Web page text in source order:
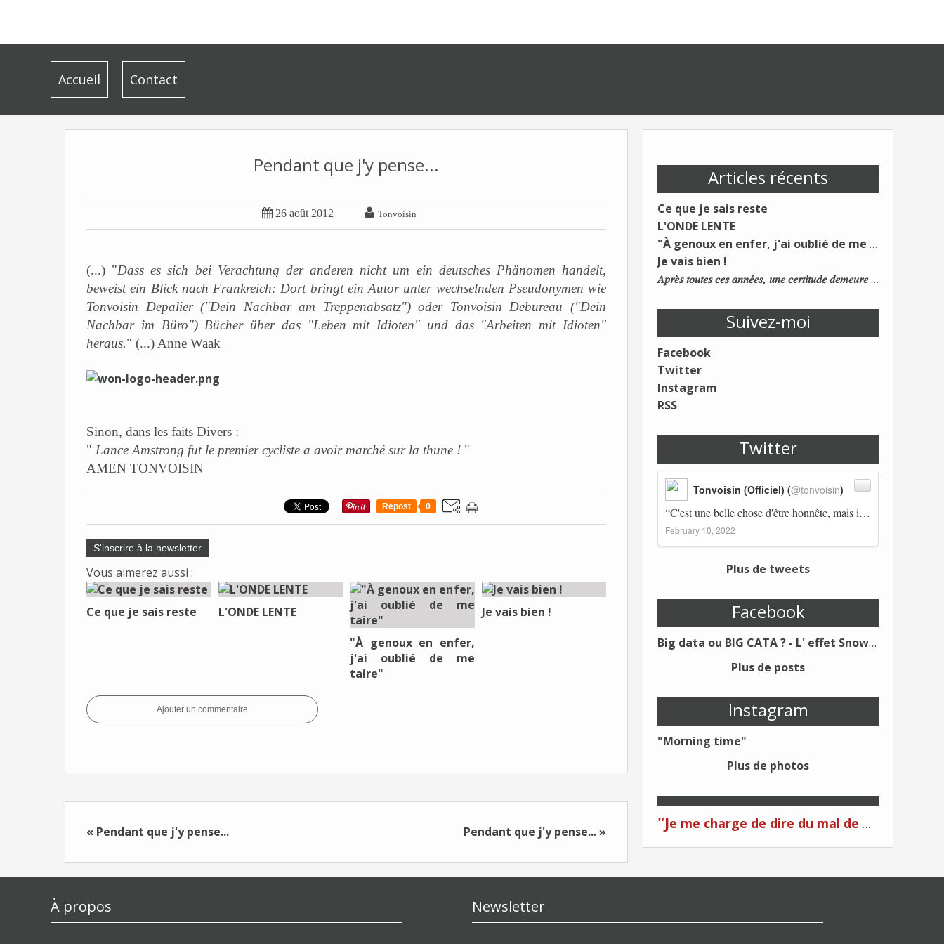
Accueil Contact
Articles récents
Ce que je sais reste
L'ONDE LENTE
"À genoux en enfer, j'ai oublié de me taire"
Je vais bien !
𝐴𝑝𝑟𝑒̀𝑠 𝑡𝑜𝑢𝑡𝑒𝑠 𝑐𝑒𝑠 𝑎𝑛𝑛𝑒́𝑒𝑠, 𝑢𝑛𝑒 𝑐𝑒𝑟𝑡𝑖𝑡𝑢𝑑𝑒 𝑑𝑒𝑚𝑒𝑢𝑟𝑒 : 𝐿𝑒 𝑚𝑜𝑛𝑑𝑒 𝑑𝑢 𝑡𝑟𝑎𝑣𝑎𝑖𝑙 𝑐ℎ𝑎𝑛𝑔𝑒. 𝐿𝑒𝑠 𝑐𝑜𝑛𝑠 𝑠'𝑎𝑑𝑎𝑝𝑡𝑒𝑛𝑡 :)
Suivez-moi
Facebook
Twitter
Instagram
RSS
Twitter
“C'est une belle chose d'être honnête, mais il est également important d'avoir raison.” Winston Churchill Réplico…
Tonvoisin (Officiel) (@tonvoisin)
February 10, 2022
Plus de tweets
Facebook
Big data ou BIG CATA ? - L' effet Snowden - Editions Kawa - Un Éditeur différent !
Plus de posts
Instagram
"Morning time"
Plus de photos
"Je me charge de dire du mal de moi... Quand on me critique... C'est du plagiat ! "
Pendant que j'y pense...
 26 août 2012  Tonvoisin
(...) "Dass es sich bei Verachtung der anderen nicht um ein deutsches Phänomen handelt,
beweist ein Blick nach Frankreich: Dort bringt ein Autor unter wechselnden Pseudonymen wie
Tonvoisin Depalier ("Dein Nachbar am Treppenabsatz") oder Tonvoisin Debureau ("Dein
Nachbar im Büro") Bücher über das "Leben mit Idioten" und das "Arbeiten mit Idioten"
heraus." (...) Anne Waak
Sinon, dans les faits Divers :
" Lance Amstrong fut le premier cycliste a avoir marché sur la thune ! "
AMEN TONVOISIN
Repost 0
S'inscrire à la newsletter
Vous aimerez aussi :
Ce que je sais reste
L'ONDE LENTE
"À genoux en enfer,
j'ai oublié de me
taire"
Je vais bien !
Ajouter un commentaire
« Pendant que j'y pense... Pendant que j'y pense... »
À propos Newsletter